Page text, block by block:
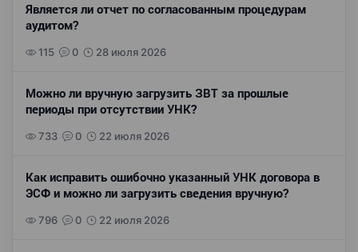
Является ли отчет по согласованным процедурам
аудитом?
115 0 28 июля 2026
Можно ли вручную загрузить ЗВТ за прошлые
периоды при отсутствии УНК?
733 0 22 июля 2026
Как исправить ошибочно указанный УНК договора в
ЭСФ и можно ли загрузить сведения вручную?
796 0 22 июля 2026